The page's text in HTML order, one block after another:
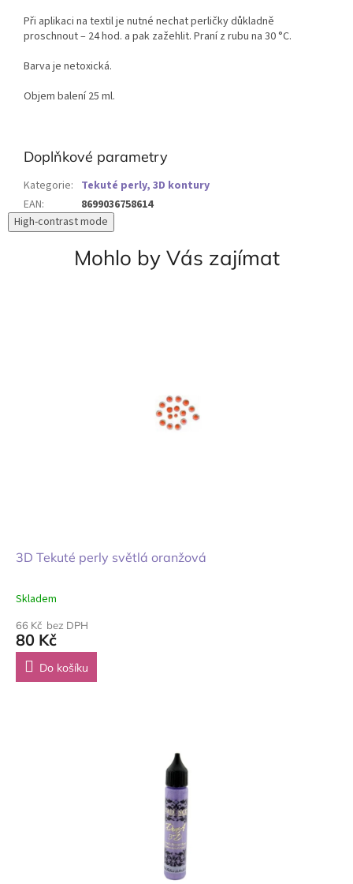
Při aplikaci na textil je nutné nechat perličky důkladně
proschnout – 24 hod. a pak zažehlit. Praní z rubu na 30 °C.
Barva je netoxická.
Objem balení 25 ml.
Doplňkové parametry
Kategorie: Tekuté perly, 3D kontury
EAN:
8699036758614
High-contrast mode
Mohlo by Vás zajímat
3D Tekuté perly světlá oranžová
Skladem
66 Kč bez DPH
80 Kč
Do košíku